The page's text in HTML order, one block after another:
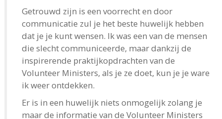
Getrouwd zijn is een voorrecht en door
communicatie zul je het beste huwelijk hebben
dat je je kunt wensen. Ik was een van de mensen
die slecht communiceerde, maar dankzij de
inspirerende praktijk­opdrachten van de
Volunteer Ministers, als je ze doet, kun je je ware
ik weer ontdekken.
Er is in een huwelijk niets onmogelijk zolang je
maar de informatie van de Volunteer Ministers